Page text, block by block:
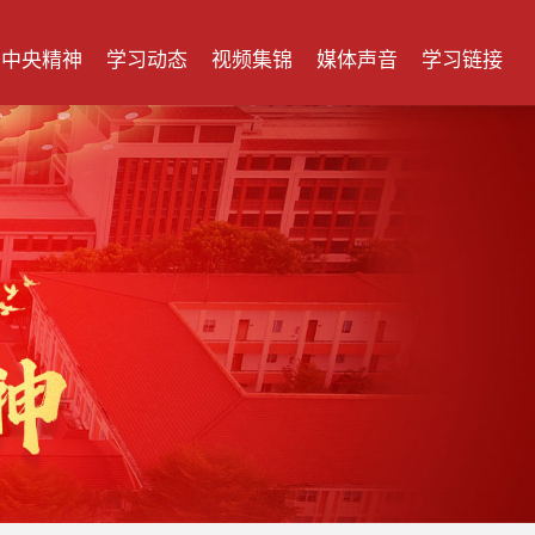
中央精神 学习动态 视频集锦 媒体声音 学习链接